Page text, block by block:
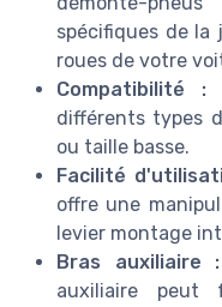
spécifiques de
roues de votre
Compatibilité :
différents types
ou taille basse.
Facilité
offre une
levier montage
Bras auxiliaire :
auxiliaire